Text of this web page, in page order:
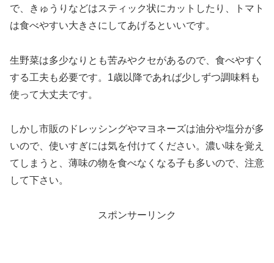
で、きゅうりなどはスティック状にカットしたり、トマト
は食べやすい大きさにしてあげるといいです。
生野菜は多少なりとも苦みやクセがあるので、食べやすく
する工夫も必要です。1歳以降であれば少しずつ調味料も
使って大丈夫です。
しかし市販のドレッシングやマヨネーズは油分や塩分が多
いので、使いすぎには気を付けてください。濃い味を覚え
てしまうと、薄味の物を食べなくなる子も多いので、注意
して下さい。
スポンサーリンク